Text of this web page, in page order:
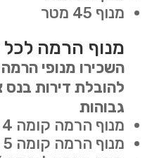
מנוף 45 מטר
מנוף הרמה לכל
השכירו מנופי
להובלת דירות בנס
גבוהות
מנוף הרמה קומה 4
מנוף הרמה קומה 5